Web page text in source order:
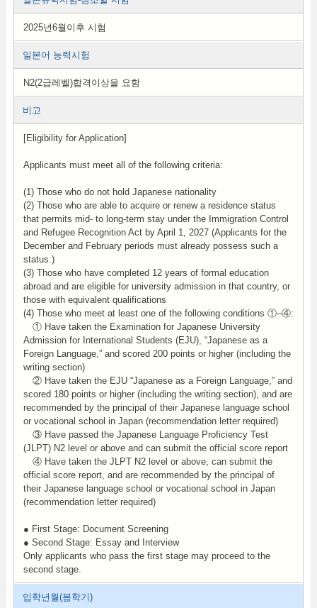
2025년6월이후 시험
일본어 능력시험
N2(2급레벨)합격이상을 요함
비고
[Eligibility for Application]
Applicants must meet all of the following criteria:
(1) Those who do not hold Japanese nationality
(2) Those who are able to acquire or renew a residence status
that permits mid- to long-term stay under the Immigration Control
and Refugee Recognition Act by April 1, 2027 (Applicants for the
December and February periods must already possess such a
status.)
(3) Those who have completed 12 years of formal education
abroad and are eligible for university admission in that country, or
those with equivalent qualifications
(4) Those who meet at least one of the following conditions ①–④:
① Have taken the Examination for Japanese University
Admission for International Students (EJU), “Japanese as a
Foreign Language,” and scored 200 points or higher (including the
writing section)
② Have taken the EJU “Japanese as a Foreign Language,” and
scored 180 points or higher (including the writing section), and are
recommended by the principal of their Japanese language school
or vocational school in Japan (recommendation letter required)
③ Have passed the Japanese Language Proficiency Test
(JLPT) N2 level or above and can submit the official score report
④ Have taken the JLPT N2 level or above, can submit the
official score report, and are recommended by the principal of
their Japanese language school or vocational school in Japan
(recommendation letter required)
● First Stage: Document Screening
● Second Stage: Essay and Interview
Only applicants who pass the first stage may proceed to the
second stage.
입학년월(봄학기)